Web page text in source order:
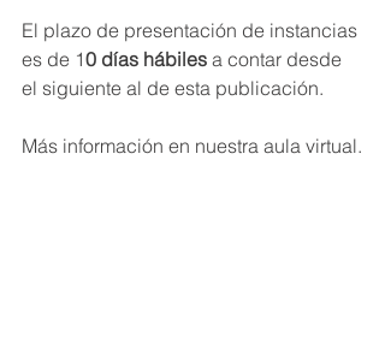
El plazo de presentación de instancias
es de 10 días hábiles a contar desde
el siguiente al de esta publicación.
Más información en nuestra aula virtual.